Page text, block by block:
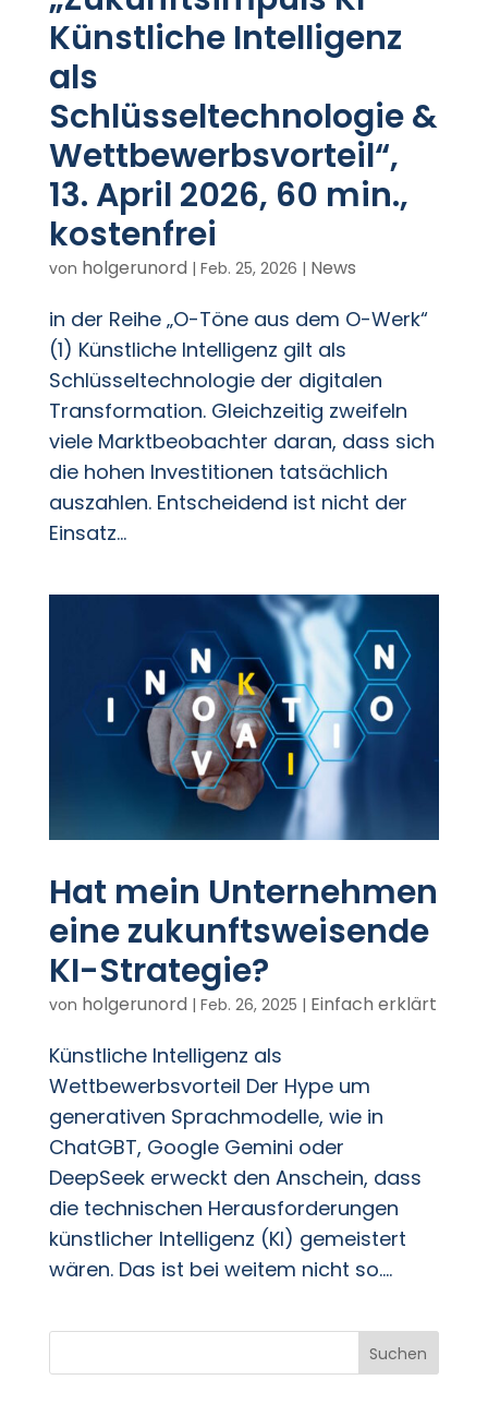
Künstliche Intelligenz
als
Schlüsseltechnologie &
Wettbewerbsvorteil“,
13. April 2026, 60 min.,
kostenfrei
von holgerunord | Feb. 25, 2026 | News
in der Reihe „O-Töne aus dem O-Werk“
(1) Künstliche Intelligenz gilt als
Schlüsseltechnologie der digitalen
Transformation. Gleichzeitig zweifeln
viele Marktbeobachter daran, dass sich
die hohen Investitionen tatsächlich
auszahlen. Entscheidend ist nicht der
Einsatz...
Hat mein Unternehmen
eine zukunftsweisende
KI-Strategie?
von holgerunord | Feb. 26, 2025 | Einfach erklärt
Künstliche Intelligenz als
Wettbewerbsvorteil Der Hype um
generativen Sprachmodelle, wie in
ChatGBT, Google Gemini oder
DeepSeek erweckt den Anschein, dass
die technischen Herausforderungen
künstlicher Intelligenz (KI) gemeistert
wären. Das ist bei weitem nicht so....
Suchen